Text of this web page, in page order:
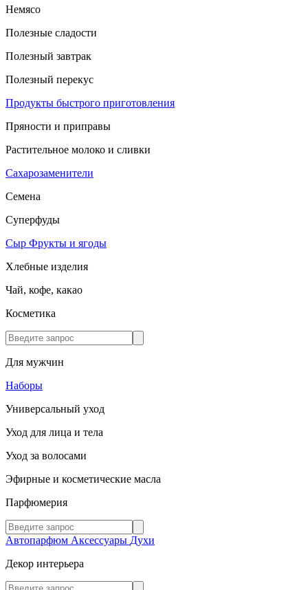
Немясо
Полезные сладости
Полезный завтрак
Полезный перекус
Продукты быстрого приготовления
Пряности и приправы
Растительное молоко и сливки
Сахарозаменители
Семена
Суперфуды
Сыр Фрукты и ягоды
Хлебные изделия
Чай, кофе, какао
Косметика
Для мужчин
Наборы
Универсальный уход
Уход для лица и тела
Уход за волосами
Эфирные и косметические масла
Парфюмерия
Автопарфюм Аксессуары Духи
Декор интерьера